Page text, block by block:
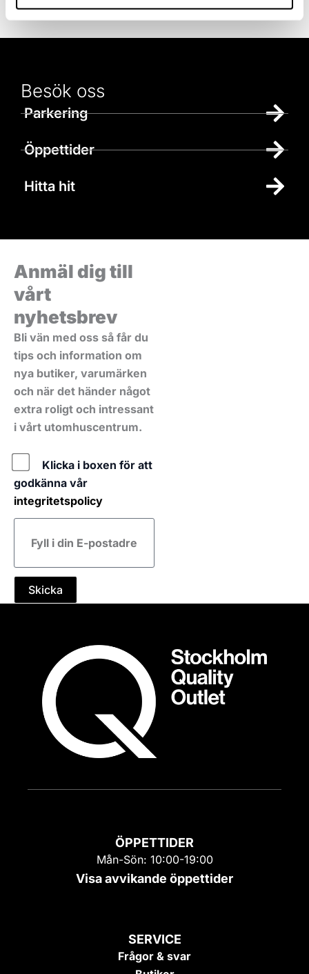
Besök oss
Parkering
Öppettider
Hitta hit
Anmäl dig till
vårt
nyhetsbrev
Bli vän med oss så får du
tips och information om
nya butiker, varumärken
och när det händer något
extra roligt och intressant
i vårt utomhuscentrum.
Klicka i boxen för att
godkänna vår
integritetspolicy
E-
post
Skicka
ÖPPETTIDER
Mån-Sön: 10:00-19:00
Visa avvikande öppettider
SERVICE
Frågor & svar